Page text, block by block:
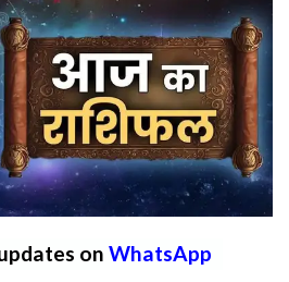
on WhatsApp